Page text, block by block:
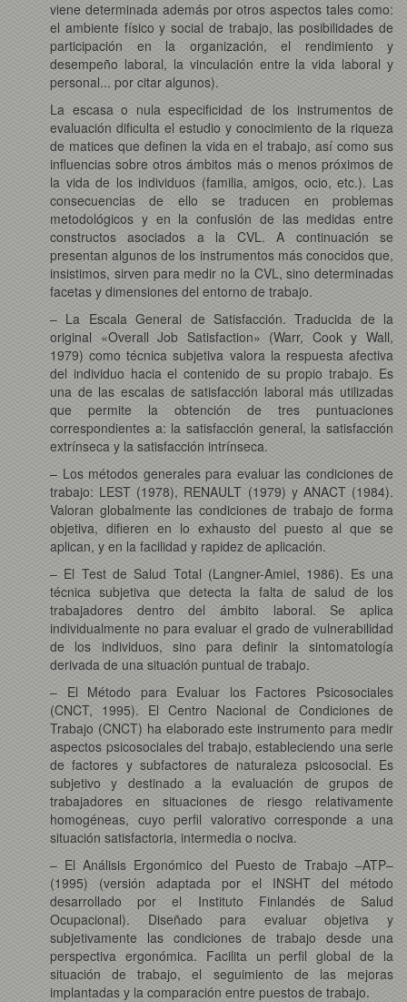
viene determinada además por otros aspectos tales como:
el ambiente físico y social de trabajo, las posibilidades de
participación en la organización, el rendimiento y
desempeño laboral, la vinculación entre la vida laboral y
personal... por citar algunos).
La escasa o nula especificidad de los instrumentos de
evaluación dificulta el estudio y conocimiento de la riqueza
de matices que definen la vida en el trabajo, así como sus
influencias sobre otros ámbitos más o menos próximos de
la vida de los individuos (familia, amigos, ocio, etc.). Las
consecuencias de ello se traducen en problemas
metodológicos y en la confusión de las medidas entre
constructos asociados a la CVL. A continuación se
presentan algunos de los instrumentos más conocidos que,
insistimos, sirven para medir no la CVL, sino determinadas
facetas y dimensiones del entorno de trabajo.
– La Escala General de Satisfacción. Traducida de la
original «Overall Job Satisfaction» (Warr, Cook y Wall,
1979) como técnica subjetiva valora la respuesta afectiva
del individuo hacia el contenido de su propio trabajo. Es
una de las escalas de satisfacción laboral más utilizadas
que permite la obtención de tres puntuaciones
correspondientes a: la satisfacción general, la satisfacción
extrínseca y la satisfacción intrínseca.
– Los métodos generales para evaluar las condiciones de
trabajo: LEST (1978), RENAULT (1979) y ANACT (1984).
Valoran globalmente las condiciones de trabajo de forma
objetiva, difieren en lo exhausto del puesto al que se
aplican, y en la facilidad y rapidez de aplicación.
– El Test de Salud Total (Langner-Amiel, 1986). Es una
técnica subjetiva que detecta la falta de salud de los
trabajadores dentro del ámbito laboral. Se aplica
individualmente no para evaluar el grado de vulnerabilidad
de los individuos, sino para definir la sintomatología
derivada de una situación puntual de trabajo.
– El Método para Evaluar los Factores Psicosociales
(CNCT, 1995). El Centro Nacional de Condiciones de
Trabajo (CNCT) ha elaborado este instrumento para medir
aspectos psicosociales del trabajo, estableciendo una serie
de factores y subfactores de naturaleza psicosocial. Es
subjetivo y destinado a la evaluación de grupos de
trabajadores en situaciones de riesgo relativamente
homogéneas, cuyo perfil valorativo corresponde a una
situación satisfactoria, intermedia o nociva.
– El Análisis Ergonómico del Puesto de Trabajo –ATP–
(1995) (versión adaptada por el INSHT del método
desarrollado por el Instituto Finlandés de Salud
Ocupacional). Diseñado para evaluar objetiva y
subjetivamente las condiciones de trabajo desde una
perspectiva ergonómica. Facilita un perfil global de la
situación de trabajo, el seguimiento de las mejoras
implantadas y la comparación entre puestos de trabajo.